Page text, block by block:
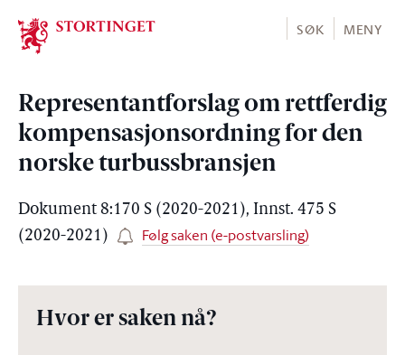
Stortinget.no
SØK MENY
Representantforslag om rettferdig
kompensasjonsordning for den
norske turbussbransjen
Dokument 8:170 S (2020-2021), Innst. 475 S
(2020-2021)
Følg saken (e-postvarsling)
Hvor er saken nå?